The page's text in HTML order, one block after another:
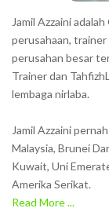
Jamil Azzaini
perusahaan,
perusahan besar
Trainer dan
lembaga nirlaba.
Jamil Azzaini
Malaysia, Brunei
Kuwait, Uni
Amerika Serikat.
Read More ...